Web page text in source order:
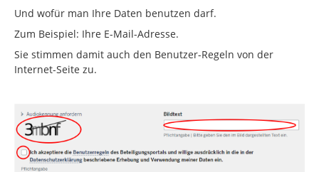
Und wofür man Ihre Daten benutzen darf.
Zum Beispiel: Ihre E-Mail-Adresse.
Sie stimmen damit auch den Benutzer-Regeln von der
Internet-Seite zu.